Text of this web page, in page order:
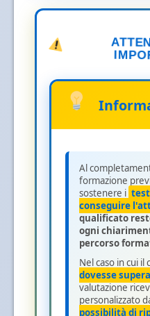
Al
formazione
sostenere i
conseguire
qualificato
ogni
percorso
Nel caso in cui il
dovesse
valutazione
personalizzato
possibilità di